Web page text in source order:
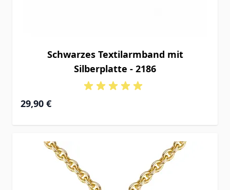
Schwarzes Textilarmband mit
Silberplatte - 2186
29,90 €